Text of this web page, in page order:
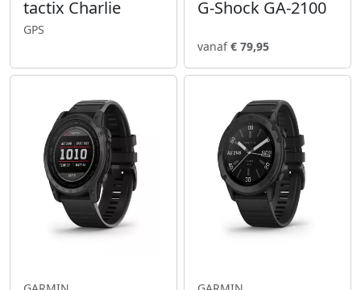
tactix Charlie
GPS
G-Shock GA-2100
vanaf€ 79,95